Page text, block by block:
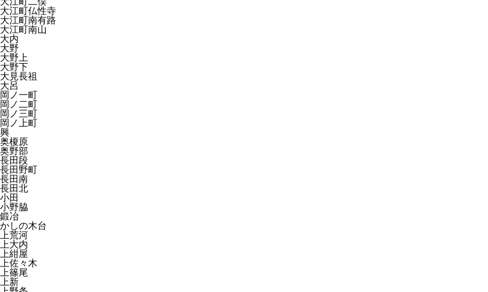
大江町仏性寺
大江町南有路
大江町南山
大内
大野
大野上
大野下
大見長祖
大呂
岡ノ一町
岡ノ二町
岡ノ三町
岡ノ上町
興
奥榎原
奥野部
長田段
長田野町
長田南
長田北
小田
小野脇
鍛冶
かしの木台
上荒河
上大内
上紺屋
上佐々木
上篠尾
上新